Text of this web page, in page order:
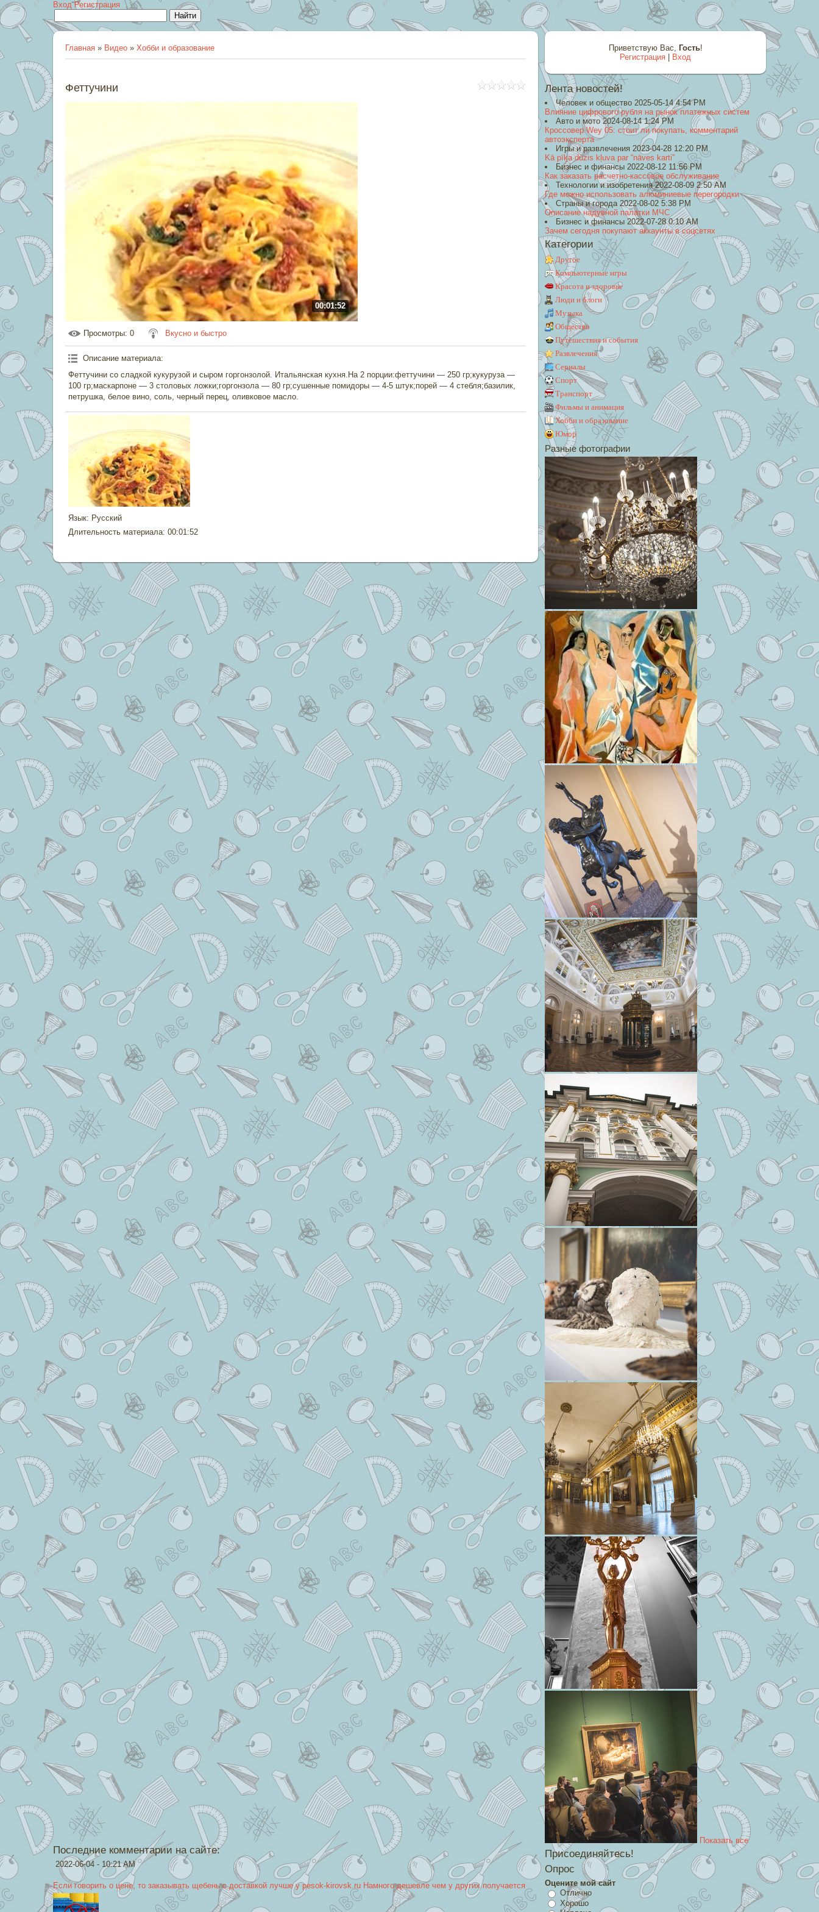
Вход Регистрация
Главная » Видео » Хобби и образование
Феттучини
00:01:52
Просмотры: 0 Вкусно и быстро
Описание материала:
Феттучини со сладкой кукурузой и сыром горгонзолой. Итальянская кухня.На 2 порции:феттучини — 250 гр;кукуруза —
100 гр;маскарпоне — 3 столовых ложки;горгонзола — 80 гр;сушенные помидоры — 4-5 штук;порей — 4 стебля;базилик,
петрушка, белое вино, соль, черный перец, оливковое масло.
Язык: Русский
Длительность материала: 00:01:52
Приветствую Вас, Гость!
Регистрация
Вход
Лента новостей!
Человек и общество 2025-05-14 4:54 PM
Влияние цифрового рубля на рынок платежных систем
Авто и мото 2024-08-14 1:24 PM
Кроссовер Wey 05: стоит ли покупать, комментарий
автоэксперта
Игры и развлечения 2023-04-28 12:20 PM
Kā pīķa dūzis kļuva par “nāves karti”
Бизнес и финансы 2022-08-12 11:56 PM
Как заказать расчетно-кассовое обслуживание
Технологии и изобретения 2022-08-09 2:50 AM
Где можно использовать алюминиевые перегородки
Страны и города 2022-08-02 5:38 PM
Описание надувной палатки МЧС
Бизнес и финансы 2022-07-28 0:10 AM
Зачем сегодня покупают аккаунты в соцсетях
Категории
Другое
Компьютерные игры
Красота и здоровье
Люди и блоги
Музыка
Общество
Путешествия и события
Развлечения
Сериалы
Спорт
Транспорт
Фильмы и анимация
Хобби и образование
Юмор
Разные фотографии
Показать все
Присоединяйтесь!
Опрос
Оцените мой сайт
Отлично
Хорошо
Последние комментарии на сайте:
2022-06-04 - 10:21 AM
Если говорить о цене, то заказывать щебень с доставкой лучше у pesok-kirovsk.ru Намного дешевле чем у других получается